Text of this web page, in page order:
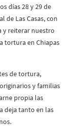
días 28 y 29 de
de Las Casas, con
y reiterar nuestro
tortura en Chiapas
de tortura,
y familias
propia las
deja tanto en las